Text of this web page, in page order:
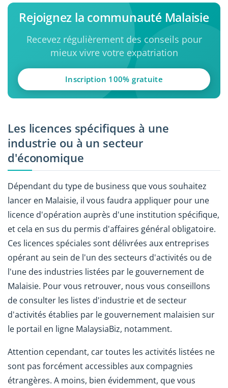
Rejoignez la communauté Malaisie
Recevez régulièrement des conseils pour
mieux vivre votre expatriation
Inscription 100% gratuite
Les licences spécifiques à une
industrie ou à un secteur
d'économique
Dépendant du type de business que vous souhaitez
lancer en Malaisie, il vous faudra appliquer pour une
licence d'opération auprès d'une institution spécifique,
et cela en sus du permis d'affaires général obligatoire.
Ces licences spéciales sont délivrées aux entreprises
opérant au sein de l'un des secteurs d'activités ou de
l'une des industries listées par le gouvernement de
Malaisie. Pour vous retrouver, nous vous conseillons
de consulter les listes d'industrie et de secteur
d'activités établies par le gouvernement malaisien sur
le portail en ligne MalaysiaBiz, notamment.
Attention cependant, car toutes les activités listées ne
sont pas forcément accessibles aux compagnies
étrangères. A moins, bien évidemment, que vous